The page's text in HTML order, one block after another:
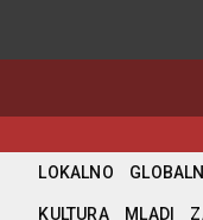
LOKALNO
KULTURA MLADI